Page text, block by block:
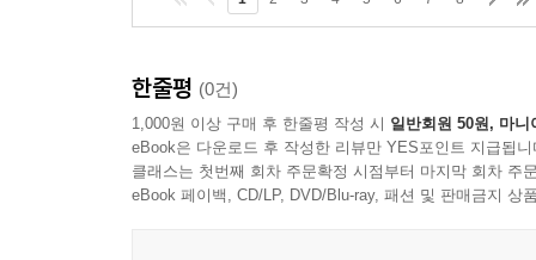
한줄평 (0건)
1,000원 이상 구매 후 한줄평 작성 시 일반회원 50원, 마니
eBook은 다운로드 후 작성한 리뷰만 YES포인트 지급됩니
클래스는 첫번째 회차 주문확정 시점부터 마지막 회차 주
eBook 페이백, CD/LP, DVD/Blu-ray, 패션 및 판매금지 상